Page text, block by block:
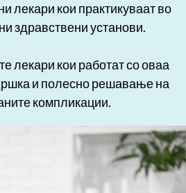
лекари кои практикуваат во
здравствени установи.
лекари кои работат со оваа
и полесно решавање на
компликации.